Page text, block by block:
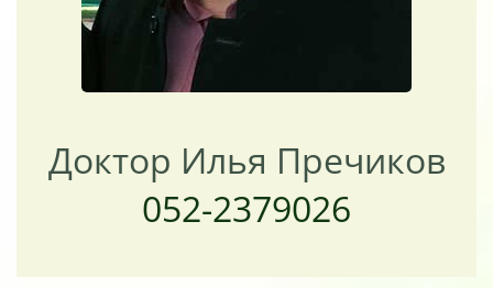
Доктор Илья Пречиков
052-2379026